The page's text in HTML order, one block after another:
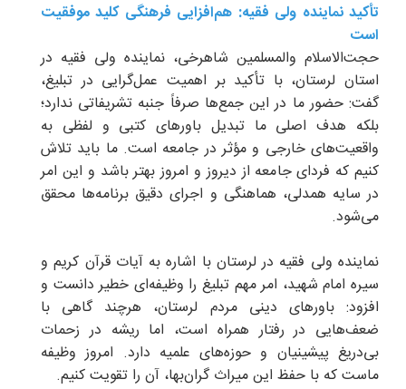
تأکید نماینده ولی فقیه: هم‌افزایی فرهنگی کلید موفقیت
است
حجت‌الاسلام والمسلمین شاهرخی، نماینده ولی فقیه در
استان لرستان، با تأکید بر اهمیت عمل‌گرایی در تبلیغ،
گفت: حضور ما در این جمع‌ها صرفاً جنبه تشریفاتی ندارد؛
بلکه هدف اصلی ما تبدیل باورهای کتبی و لفظی به
واقعیت‌های خارجی و مؤثر در جامعه است. ما باید تلاش
کنیم که فردای جامعه از دیروز و امروز بهتر باشد و این امر
در سایه همدلی، هماهنگی و اجرای دقیق برنامه‌ها محقق
می‌شود.
نماینده ولی فقیه در لرستان با اشاره به آیات قرآن کریم و
سیره امام شهید، امر مهم تبلیغ را وظیفه‌ای خطیر دانست و
افزود: باورهای دینی مردم لرستان، هرچند گاهی با
ضعف‌هایی در رفتار همراه است، اما ریشه در زحمات
بی‌دریغ پیشینیان و حوزه‌های علمیه دارد. امروز وظیفه
ماست که با حفظ این میراث گران‌بها، آن را تقویت کنیم.